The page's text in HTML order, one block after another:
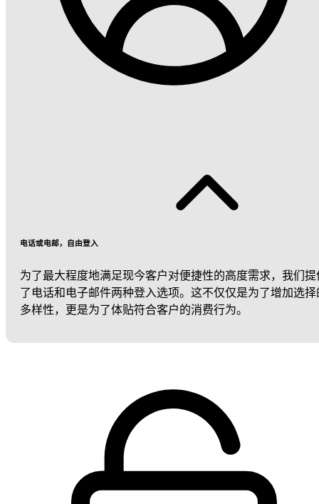
电话或电邮，自由登入
为了最大程度地满足现今客户对便捷性的高度需求，我们提
了电话和电子邮件两种登入选项。这不仅仅是为了增加选择
多样性，更是为了体贴符合客户的消费行为。